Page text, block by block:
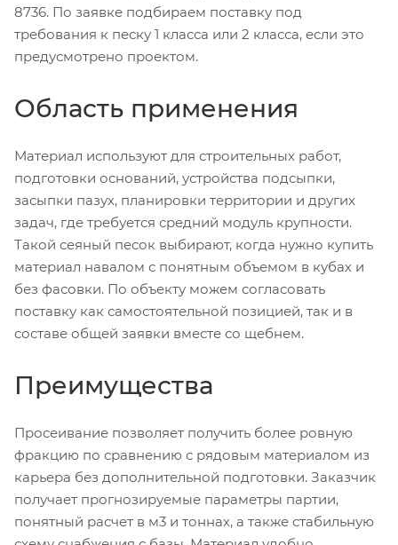
8736. По заявке подбираем поставку под
требования к песку 1 класса или 2 класса, если это
предусмотрено проектом.
Область применения
Материал используют для строительных работ,
подготовки оснований, устройства подсыпки,
засыпки пазух, планировки территории и других
задач, где требуется средний модуль крупности.
Такой сеяный песок выбирают, когда нужно купить
материал навалом с понятным объемом в кубах и
без фасовки. По объекту можем согласовать
поставку как самостоятельной позицией, так и в
составе общей заявки вместе со щебнем.
Преимущества
Просеивание позволяет получить более ровную
фракцию по сравнению с рядовым материалом из
карьера без дополнительной подготовки. Заказчик
получает прогнозируемые параметры партии,
понятный расчет в м3 и тоннах, а также стабильную